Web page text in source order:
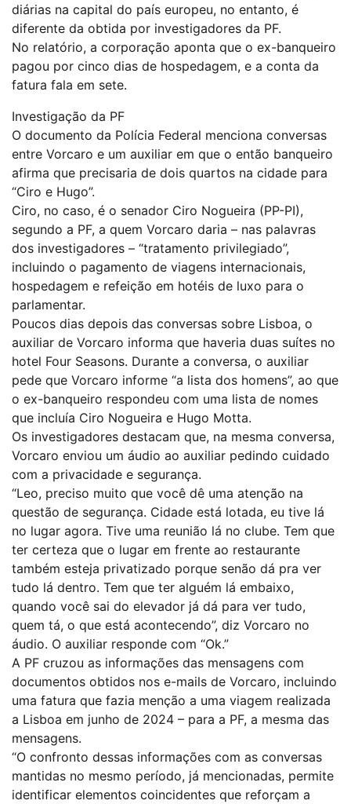
diárias na capital do país europeu, no entanto, é
diferente da obtida por investigadores da PF.
No relatório, a corporação aponta que o ex-banqueiro
pagou por cinco dias de hospedagem, e a conta da
fatura fala em sete.
Investigação da PF
O documento da Polícia Federal menciona conversas
entre Vorcaro e um auxiliar em que o então banqueiro
afirma que precisaria de dois quartos na cidade para
“Ciro e Hugo”.
Ciro, no caso, é o senador Ciro Nogueira (PP-PI),
segundo a PF, a quem Vorcaro daria – nas palavras
dos investigadores – “tratamento privilegiado”,
incluindo o pagamento de viagens internacionais,
hospedagem e refeição em hotéis de luxo para o
parlamentar.
Poucos dias depois das conversas sobre Lisboa, o
auxiliar de Vorcaro informa que haveria duas suítes no
hotel Four Seasons. Durante a conversa, o auxiliar
pede que Vorcaro informe “a lista dos homens”, ao que
o ex-banqueiro respondeu com uma lista de nomes
que incluía Ciro Nogueira e Hugo Motta.
Os investigadores destacam que, na mesma conversa,
Vorcaro enviou um áudio ao auxiliar pedindo cuidado
com a privacidade e segurança.
“Leo, preciso muito que você dê uma atenção na
questão de segurança. Cidade está lotada, eu tive lá
no lugar agora. Tive uma reunião lá no clube. Tem que
ter certeza que o lugar em frente ao restaurante
também esteja privatizado porque senão dá pra ver
tudo lá dentro. Tem que ter alguém lá embaixo,
quando você sai do elevador já dá para ver tudo,
quem tá, o que está acontecendo”, diz Vorcaro no
áudio. O auxiliar responde com “Ok.”
A PF cruzou as informações das mensagens com
documentos obtidos nos e-mails de Vorcaro, incluindo
uma fatura que fazia menção a uma viagem realizada
a Lisboa em junho de 2024 – para a PF, a mesma das
mensagens.
“O confronto dessas informações com as conversas
mantidas no mesmo período, já mencionadas, permite
identificar elementos coincidentes que reforçam a